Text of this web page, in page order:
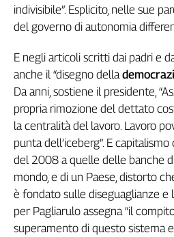
Collettiva
Talk
settimana
Collettiva
Girasoli
Il
Sassolino
Linea
Economica
Tech
It
Easy
Inserti
indivisibile”. Esplicito, nelle sue
del governo di autonomia
E negli articoli scritti dai padri e
anche il “disegno della
Da anni, sostiene il presidente,
propria rimozione del dettato
la centralità del lavoro. Lavoro
punta dell’iceberg”. E
del 2008 a quelle delle banche
mondo, e di un Paese, distorto
è fondato sulle diseguaglianze e
per Pagliarulo assegna “il
superamento di questo sistema